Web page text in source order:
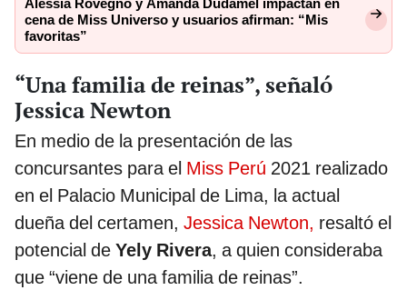
Alessia Rovegno y Amanda Dudamel impactan en
cena de Miss Universo y usuarios afirman: “Mis
favoritas”
“Una familia de reinas”, señaló
Jessica Newton
En medio de la presentación de las
concursantes para el Miss Perú 2021 realizado
en el Palacio Municipal de Lima, la actual
dueña del certamen, Jessica Newton, resaltó el
potencial de Yely Rivera, a quien consideraba
que “viene de una familia de reinas”.